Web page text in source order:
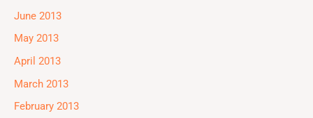
June 2013
May 2013
April 2013
March 2013
February 2013